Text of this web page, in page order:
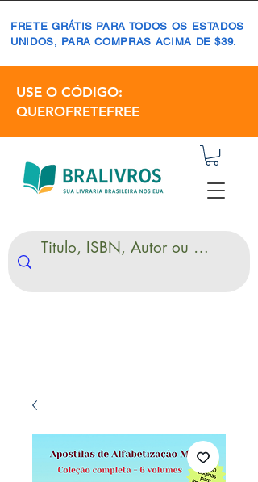
FRETE GRÁTIS PARA TODOS OS ESTADOS
UNIDOS, PARA COMPRAS ACIMA DE $39.
USE O CÓDIGO:
QUEROFRETEFREE